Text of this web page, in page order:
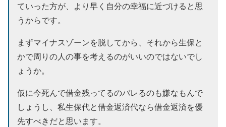
ていった方が、より早く自分の幸福に近づけると思
うからです。
まずマイナスゾーンを脱してから、それから生保と
かで周りの人の事を考えるのがいいのではないでし
ょうか。
仮に今死んで借金残ってるのバレるのも嫌なもんで
しょうし、私生保代と借金返済代なら借金返済を優
先すべきだと思います。